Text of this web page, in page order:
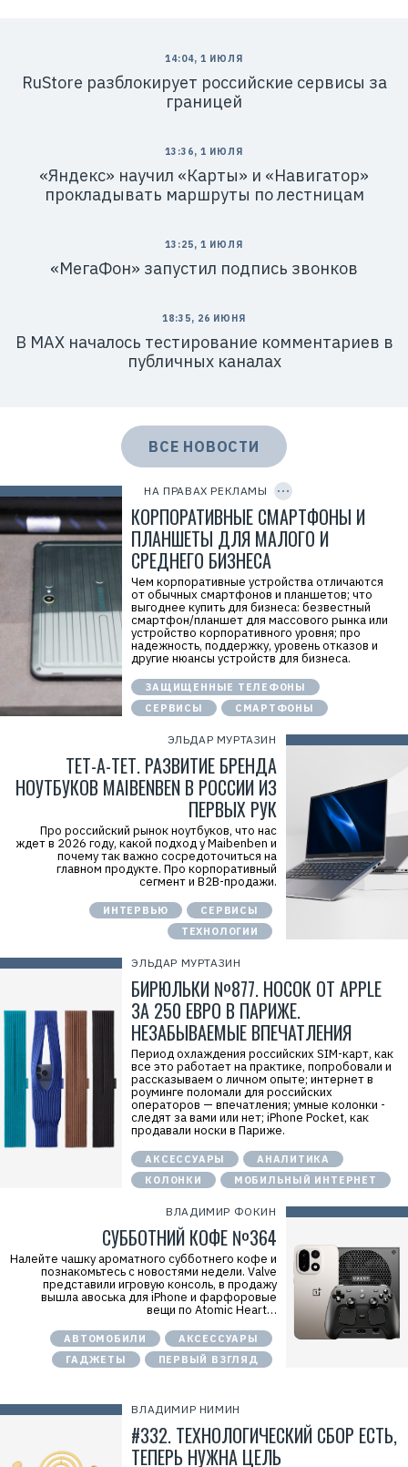
НА ПРАВАХ РЕКЛАМЫ
к
r
i
d
n
8
е
л
ь
:
О
«
И
н
в
е
н
т
и
в
Д
Л
2
6
1
Y
I
D
КОРПОРАТИВНЫЕ СМАРТФОНЫ И
ПЛАНШЕТЫ ДЛЯ МАЛОГО И
СРЕДНЕГО БИЗНЕСА
Чем корпоративные устройства отличаются
от обычных смартфонов и планшетов; что
выгоднее купить для бизнеса: безвестный
смартфон/планшет для массового рынка или
устройство корпоративного уровня; про
надежность, поддержку, уровень отказов и
другие нюансы устройств для бизнеса.
ЗАЩИЩЕННЫЕ ТЕЛЕФОНЫ
СЕРВИСЫ
СМАРТФОНЫ
ЭЛЬДАР МУРТАЗИН
ТЕТ-А-ТЕТ. РАЗВИТИЕ БРЕНДА
НОУТБУКОВ MAIBENBEN В РОССИИ ИЗ
ПЕРВЫХ РУК
Про российский рынок ноутбуков, что нас
ждет в 2026 году, какой подход у Maibenben и
почему так важно сосредоточиться на
главном продукте. Про корпоративный
сегмент и B2B-продажи.
ИНТЕРВЬЮ
СЕРВИСЫ
ТЕХНОЛОГИИ
ЭЛЬДАР МУРТАЗИН
БИРЮЛЬКИ №877. НОСОК ОТ APPLE
ЗА 250 ЕВРО В ПАРИЖЕ.
НЕЗАБЫВАЕМЫЕ ВПЕЧАТЛЕНИЯ
Период охлаждения российских SIM-карт, как
все это работает на практике, попробовали и
рассказываем о личном опыте; интернет в
роуминге поломали для российских
операторов — впечатления; умные колонки -
следят за вами или нет; iPhone Pocket, как
продавали носки в Париже.
АКСЕССУАРЫ
АНАЛИТИКА
КОЛОНКИ
МОБИЛЬНЫЙ ИНТЕРНЕТ
ВЛАДИМИР ФОКИН
СУББОТНИЙ КОФЕ №364
Налейте чашку ароматного субботнего кофе и
познакомьтесь с новостями недели. Valve
представили игровую консоль, в продажу
вышла авоська для iPhone и фарфоровые
вещи по Atomic Heart…
АВТОМОБИЛИ
АКСЕССУАРЫ
ГАДЖЕТЫ
ПЕРВЫЙ ВЗГЛЯД
ВЛАДИМИР НИМИН
#332. ТЕХНОЛОГИЧЕСКИЙ СБОР ЕСТЬ,
ТЕПЕРЬ НУЖНА ЦЕЛЬ
е
л
а
м
а
.
E
r
d
=
2
y
Y
B
8
14:04, 1 ИЮЛЯ
RuStore разблокирует российские сервисы за
границей
13:36, 1 ИЮЛЯ
«Яндекс» научил «Карты» и «Навигатор»
прокладывать маршруты по лестницам
13:25, 1 ИЮЛЯ
«МегаФон» запустил подпись звонков
18:35, 26 ИЮНЯ
В MAX началось тестирование комментариев в
публичных каналах
ВСЕ НОВОСТИ
й
7
1
4
4